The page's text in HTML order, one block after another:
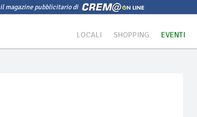
il magazine pubblicitario di
LOCALI SHOPPING EVENTI